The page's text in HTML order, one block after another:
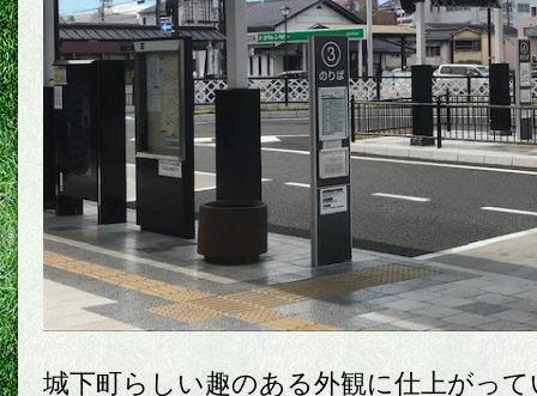
城下町らしい趣のある外観に仕上がって